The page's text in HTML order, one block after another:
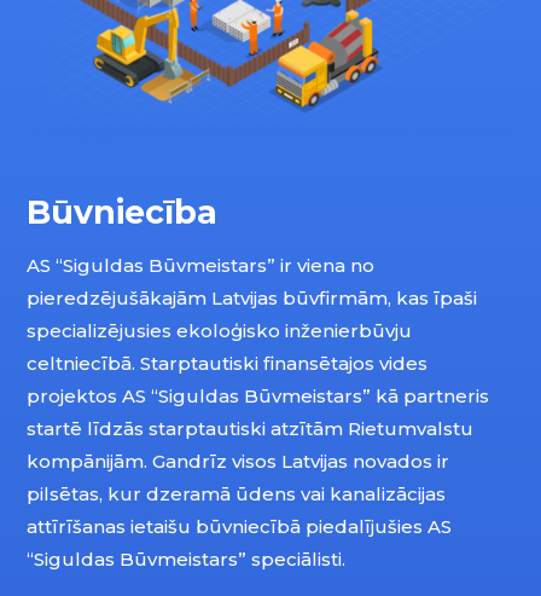
Būvniecība
AS “Siguldas Būvmeistars” ir viena no
pieredzējušākajām Latvijas būvfirmām, kas īpaši
specializējusies ekoloģisko inženierbūvju
celtniecībā. Starptautiski finansētajos vides
projektos AS “Siguldas Būvmeistars” kā partneris
startē līdzās starptautiski atzītām Rietumvalstu
kompānijām. Gandrīz visos Latvijas novados ir
pilsētas, kur dzeramā ūdens vai kanalizācijas
attīrīšanas ietaišu būvniecībā piedalījušies AS
“Siguldas Būvmeistars” speciālisti.